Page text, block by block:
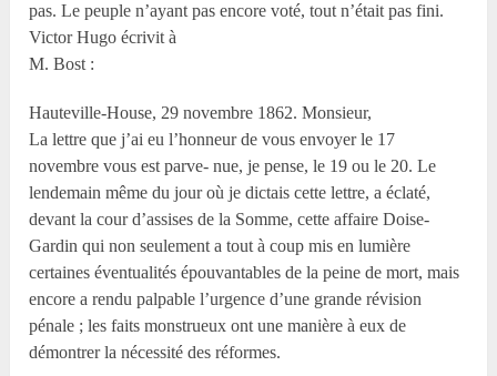
pas. Le peuple n’ayant pas encore voté, tout n’était pas fini.
Victor Hugo écrivit à
M. Bost :
Hauteville-House, 29 novembre 1862. Monsieur,
La lettre que j’ai eu l’honneur de vous envoyer le 17
novembre vous est parve- nue, je pense, le 19 ou le 20. Le
lendemain même du jour où je dictais cette lettre, a éclaté,
devant la cour d’assises de la Somme, cette affaire Doise-
Gardin qui non seulement a tout à coup mis en lumière
certaines éventualités épouvantables de la peine de mort, mais
encore a rendu palpable l’urgence d’une grande révision
pénale ; les faits monstrueux ont une manière à eux de
démontrer la nécessité des réformes.